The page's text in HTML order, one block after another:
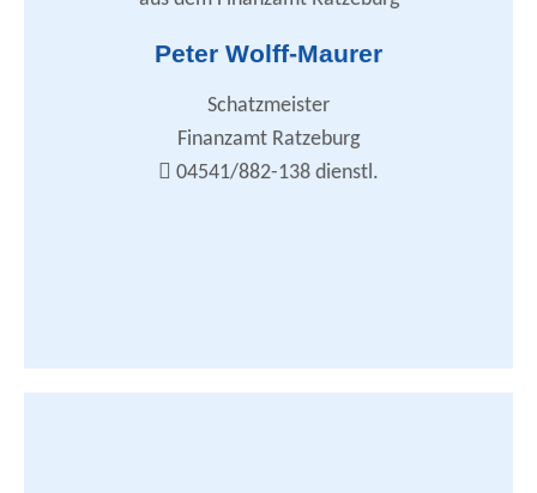
Peter Wolff-Maurer
Schatzmeister
Finanzamt Ratzeburg
04541/882-138 dienstl.
DSTG-Nachrichten
Mitgliederverwaltung
Bestattungskosten, Krankenhaustagegeld
Organisation, Automation